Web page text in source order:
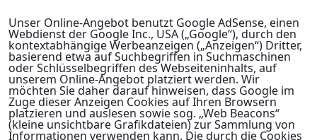
Unser Online-Angebot benutzt Google AdSense, einen
Webdienst der Google Inc., USA („Google“), durch den
kontextabhängige Werbeanzeigen („Anzeigen“) Dritter,
basierend etwa auf Suchbegriffen in Suchmaschinen
oder Schlüsselbegriffen des Webseiteninhalts, auf
unserem Online-Angebot platziert werden. Wir
möchten Sie daher darauf hinweisen, dass Google im
Zuge dieser Anzeigen Cookies auf Ihren Browsern
platzieren und auslesen sowie sog. „Web Beacons“
(kleine unsichtbare Grafikdateien) zur Sammlung von
Informationen verwenden kann. Die durch die Cookies